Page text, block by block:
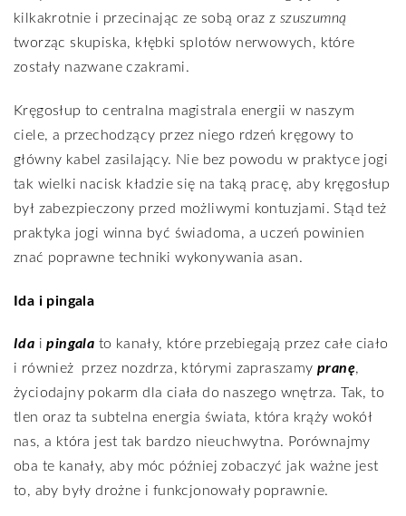
kilkakrotnie i przecinając ze sobą oraz z szuszumną
tworząc skupiska, kłębki splotów nerwowych, które
zostały nazwane czakrami.
Kręgosłup to centralna magistrala energii w naszym
ciele, a przechodzący przez niego rdzeń kręgowy to
główny kabel zasilający. Nie bez powodu w praktyce jogi
tak wielki nacisk kładzie się na taką pracę, aby kręgosłup
był zabezpieczony przed możliwymi kontuzjami. Stąd też
praktyka jogi winna być świadoma, a uczeń powinien
znać poprawne techniki wykonywania asan.
Ida i pingala
Ida ipingala to kanały, które przebiegają przez całe ciało
i również
przez nozdrza, którymi zapraszamypranę,
życiodajny pokarm dla ciała do naszego wnętrza. Tak, to
tlen oraz ta subtelna energia świata, która krąży wokół
nas, a która jest tak bardzo nieuchwytna. Porównajmy
oba te kanały, aby móc później zobaczyć jak ważne jest
to, aby były drożne i funkcjonowały poprawnie.